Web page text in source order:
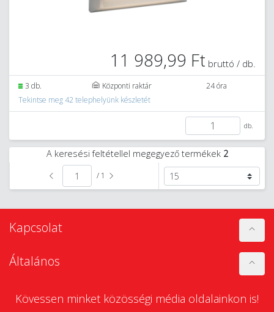
11 989,99 Ft bruttó / db.
3 db. Központi raktár
24 óra
Tekintse meg 42 telephelyünk készletét
db.
A keresési feltétellel megegyező termékek 2
/ 1
Kapcsolat
Általános
Kövessen minket közösségi média oldalainkon is!